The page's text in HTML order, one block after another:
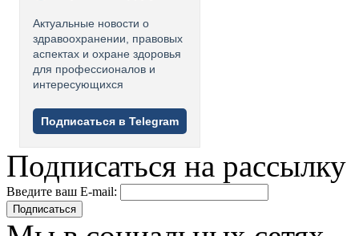
Актуальные новости о
здравоохранении, правовых
аспектах и охране здоровья
для профессионалов и
интересующихся
Подписаться в Telegram
Подписаться на рассылку
Введите ваш E-mail:
Подписаться